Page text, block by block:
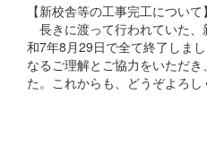
【新校舎等の工事完工について】
長きに渡って行われていた
和7年8月29日で全て終了しま
なるご理解とご協力をいただ
た。これからも、どうぞよろし